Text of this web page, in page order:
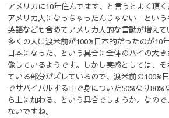
アメリカに10年住んでます、と言うとよく頂く
アメリカ人になっちゃったんじゃない」という
英語なども含めてアメリカ人的な言動が増えて
多くの人は渡米前が100%日本的だったのが10
日本になった、という具合に全体のパイの大
像しているようです。しかし実感としては、
ている部分がズレているので、渡米前の100%
でサバイバルする中で身についた50%なり
ら上に加わる、という具合でしょうか。なの
ないですね。